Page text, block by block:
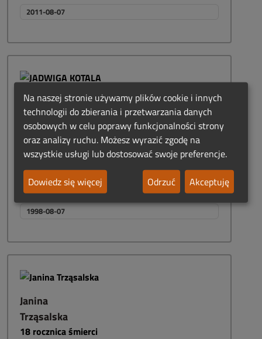
2011-08-07
JADWIGA KOTALA
28rocznica śmierci
Data urodzin
1927-05-15
Data śmierci
1998-08-07
Janina
Trząsalska
18 rocznica śmierci
Na naszej stronie używamy plików cookie i innych
technologii do zbierania i przetwarzania danych
osobowych w celu poprawy funkcjonalności strony
oraz analizy ruchu. Możesz wyrazić zgodę na
wszystkie usługi lub dostosować swoje preferencje.
Dowiedz się więcej
Odrzuć Akceptuję